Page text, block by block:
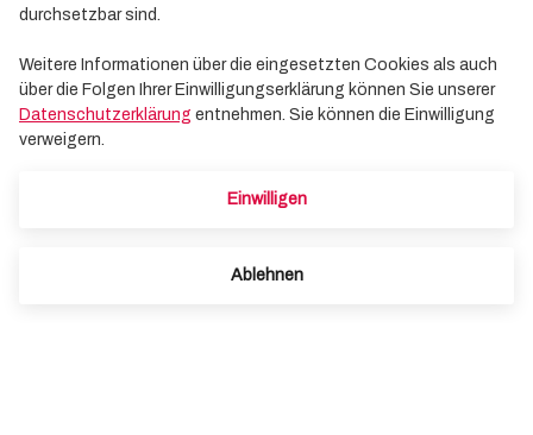
durchsetzbar sind.
Weitere Informationen über die eingesetzten Cookies als auch
über die Folgen Ihrer Einwilligungserklärung können Sie unserer
Datenschutzerklärung entnehmen. Sie können die Einwilligung
verweigern.
Einwilligen
Ablehnen